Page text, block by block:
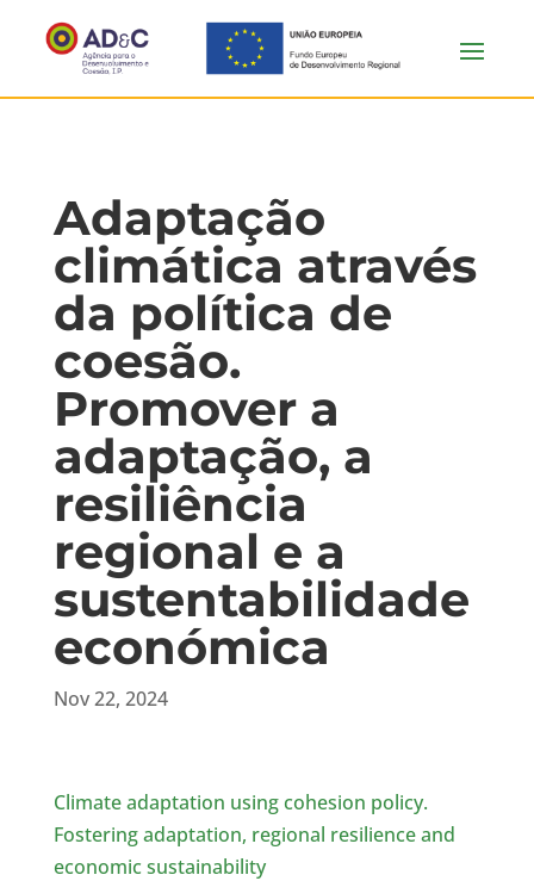
Adaptação
climática através
da política de
coesão.
Promover a
adaptação, a
resiliência
regional e a
sustentabilidade
económica
Nov 22, 2024
Climate adaptation using cohesion policy.
Fostering adaptation, regional resilience and
economic sustainability